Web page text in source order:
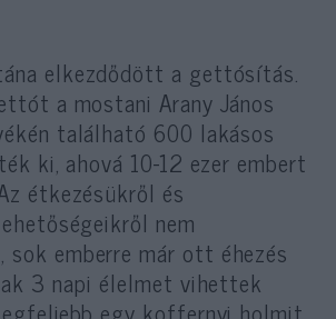
elkezdődött a gettósítás.
a mostani Arany János
található 600 lakásos
ki, ahová 10-12 ezer embert
étkezésükről és
nem
sok emberre már ott éhezés
3 napi élelmet vihettek